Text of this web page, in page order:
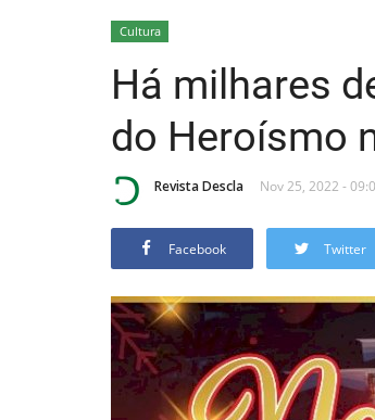
Cultura
Há milhares
do Heroísmo
Revista Descla Nov 25, 2022 -
Facebook Twitter